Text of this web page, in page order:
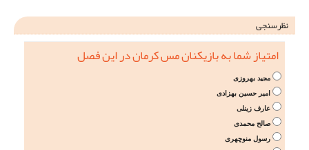
نظرسنجی
امتیاز شما به بازیکنان مس کرمان در این فصل
مجید بهروزی
امیر حسین بهزادی
عارف زینلی
صالح محمدی
رسول منوچهری